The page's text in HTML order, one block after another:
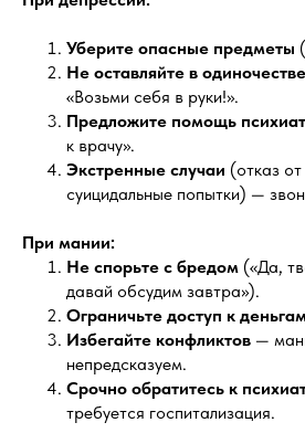
Уберите опасные предметы
Не оставляйте в одиночестве
«Возьми себя в руки!».
Предложите помощь
к врачу».
Экстренные случаи (отказ
суицидальные попытки) —
При мании:
Не спорьте с бредом («Да,
давай обсудим завтра»).
Ограничьте доступ к
Избегайте конфликтов —
непредсказуем.
Срочно обратитесь к
требуется госпитализация.